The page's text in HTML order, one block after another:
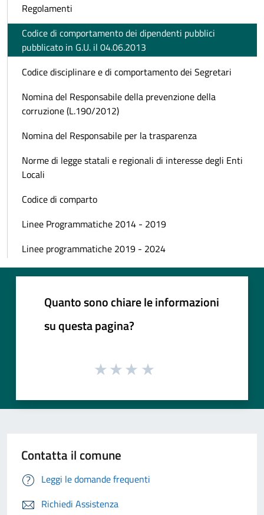
Regolamenti
Codice di comportamento dei dipendenti pubblici
pubblicato in G.U. il 04.06.2013
Codice disciplinare e di comportamento dei Segretari
Nomina del Responsabile della prevenzione della
corruzione (L.190/2012)
Nomina del Responsabile per la trasparenza
Norme di legge statali e regionali di interesse degli Enti
Locali
Codice di comparto
Linee Programmatiche 2014 - 2019
Linee programmatiche 2019 - 2024
Quanto sono chiare le informazioni
su questa pagina?
Contatta il comune
Leggi le domande frequenti
Richiedi Assistenza